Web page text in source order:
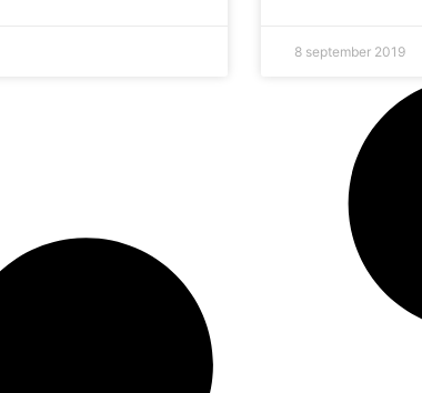
8 september 2019